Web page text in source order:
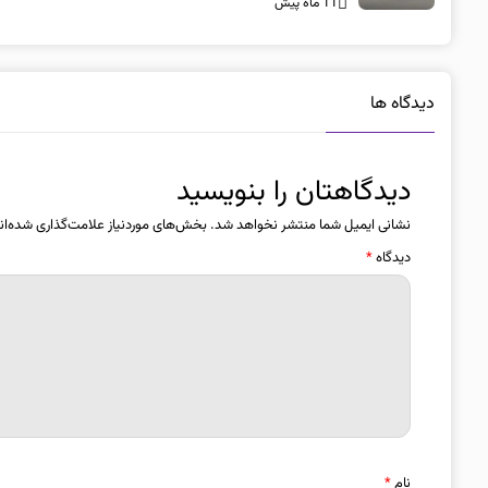
دیدگاه ها
دیدگاهتان را بنویسید
نشانی ایمیل شما منتشر نخواهد شد. بخش‌های موردنیاز علامت‌گذاری
دیدگاه*